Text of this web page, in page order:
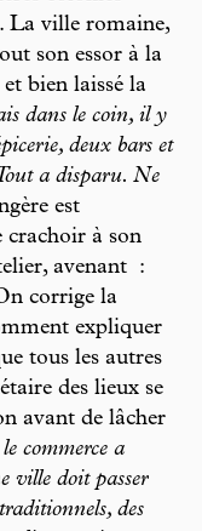
La ville romaine,
son essor à la
bien laissé la
dans le coin, il y
deux bars et
a disparu. Ne
est
crachoir à son
avenant :
corrige la
expliquer
tous les autres
des lieux se
avant de lâcher
commerce a
ville doit passer
des